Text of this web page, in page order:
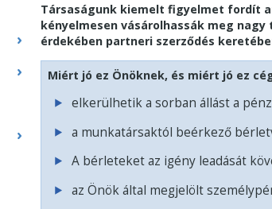
Társaságunk kiemelt figyelmet fordít
kényelmesen vásárolhassák meg
érdekében partneri szerződés
Miért jó ez Önöknek, és miért jó ez
elkerülhetik a sorban állást a
a munkatársaktól beérkező
A bérleteket az igény leadását
az Önök által megjelölt